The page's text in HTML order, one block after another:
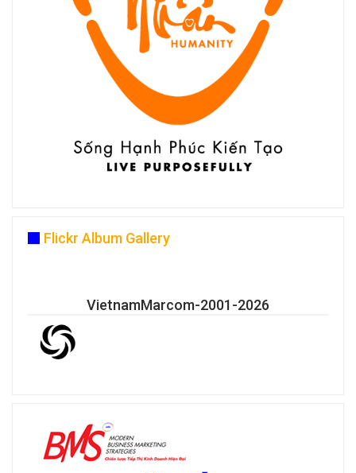
Flickr Album Gallery
VietnamMarcom-2001-2026